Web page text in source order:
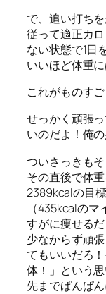
で、追い打ち
従って適正カ
ない状態で1日
いいほど体重
これがものす
せっかく頑張
いのだよ！俺
ついさっきも
その直後で体
2389kcalの目
（435kcalの
すがに痩せる
少なからず頑
てもいいだろ
体！」という
先までぱんぱ